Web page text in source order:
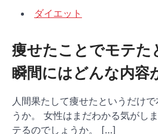
ダイエット
痩せたことでモテた
瞬間にはどんな内容
人間果たして痩せたというだけ
うか。 女性はまだわかる気がし
テるのでしょうか。 […]